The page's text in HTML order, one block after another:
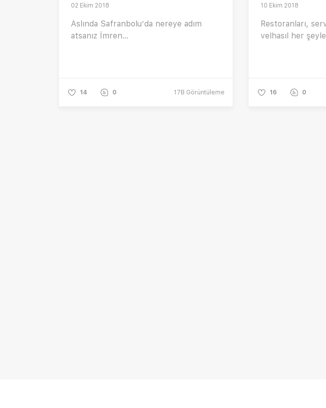
02 Ekim 2018
Aslında Safranbolu’da nereye adım
atsanız İmren...
14 0 17B Görüntüleme
10 Ekim 2018
Restoranları,
velhasıl her
16 0